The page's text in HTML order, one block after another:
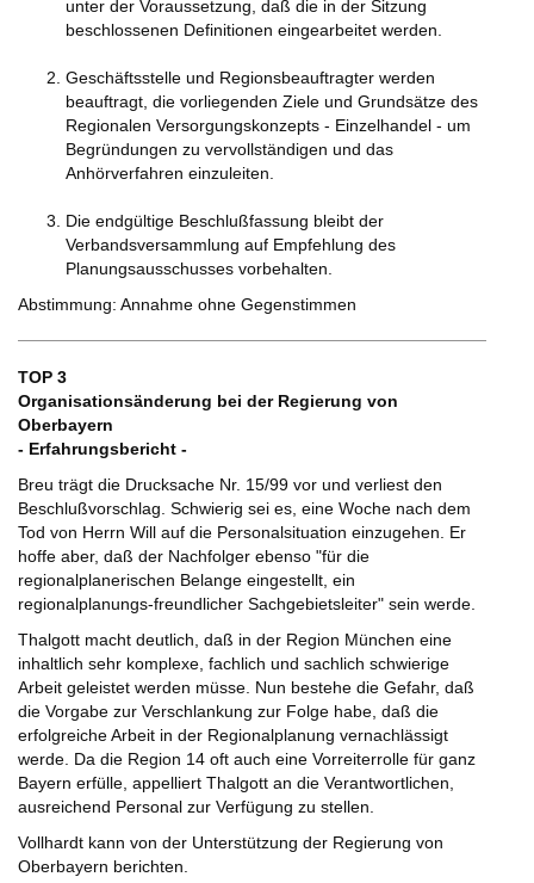
unter der Voraussetzung, daß die in der Sitzung
beschlossenen Definitionen eingearbeitet werden.
Geschäftsstelle und Regionsbeauftragter werden
beauftragt, die vorliegenden Ziele und Grundsätze des
Regionalen Versorgungskonzepts - Einzelhandel - um
Begründungen zu vervollständigen und das
Anhörverfahren einzuleiten.
Die endgültige Beschlußfassung bleibt der
Verbandsversammlung auf Empfehlung des
Planungsausschusses vorbehalten.
Abstimmung: Annahme ohne Gegenstimmen
TOP 3
Organisationsänderung bei der Regierung von
Oberbayern
- Erfahrungsbericht -
Breu trägt die Drucksache Nr. 15/99 vor und verliest den
Beschlußvorschlag. Schwierig sei es, eine Woche nach dem
Tod von Herrn Will auf die Personalsituation einzugehen. Er
hoffe aber, daß der Nachfolger ebenso "für die
regionalplanerischen Belange eingestellt, ein
regionalplanungs-freundlicher Sachgebietsleiter" sein werde.
Thalgott macht deutlich, daß in der Region München eine
inhaltlich sehr komplexe, fachlich und sachlich schwierige
Arbeit geleistet werden müsse. Nun bestehe die Gefahr, daß
die Vorgabe zur Verschlankung zur Folge habe, daß die
erfolgreiche Arbeit in der Regionalplanung vernachlässigt
werde. Da die Region 14 oft auch eine Vorreiterrolle für ganz
Bayern erfülle, appelliert Thalgott an die Verantwortlichen,
ausreichend Personal zur Verfügung zu stellen.
Vollhardt kann von der Unterstützung der Regierung von
Oberbayern berichten.